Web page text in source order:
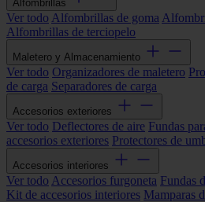
Alfombrillas
Ver todo Alfombrillas de goma
Alfombrillas de terciopelo
Maletero y Almacenamiento
Ver todo Organizadores de maletero
de carga Separadores de carga
Accesorios exteriores
Ver todo Deflectores de aire Fundas
accesorios exteriores Protectores de
Accesorios interiores
Ver todo Accesorios furgoneta Fundas
Kit de accesorios interiores Mamparas